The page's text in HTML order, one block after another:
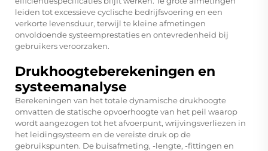
leiden tot excessieve cyclische bedrijfsvoering en een
verkorte levensduur, terwijl te kleine afmetingen
onvoldoende systeemprestaties en ontevredenheid bij
gebruikers veroorzaken.
Drukhoogteberekeningen en
systeemanalyse
Berekeningen van het totale dynamische drukhoogte
omvatten de statische opvoerhoogte van het peil waarop
wordt aangezogen tot het afvoerpunt, wrijvingsverliezen in
het leidingsysteem en de vereiste druk op de
gebruikspunten. De buisafmeting, -lengte, -fittingen en